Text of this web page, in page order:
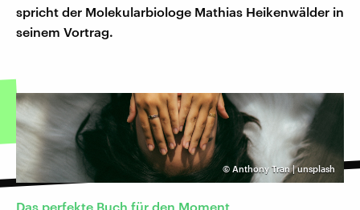
spricht der Molekularbiologe Mathias Heikenwälder in
seinem Vortrag.
© Anthony Tran | unsplash
Das perfekte Buch für den Moment